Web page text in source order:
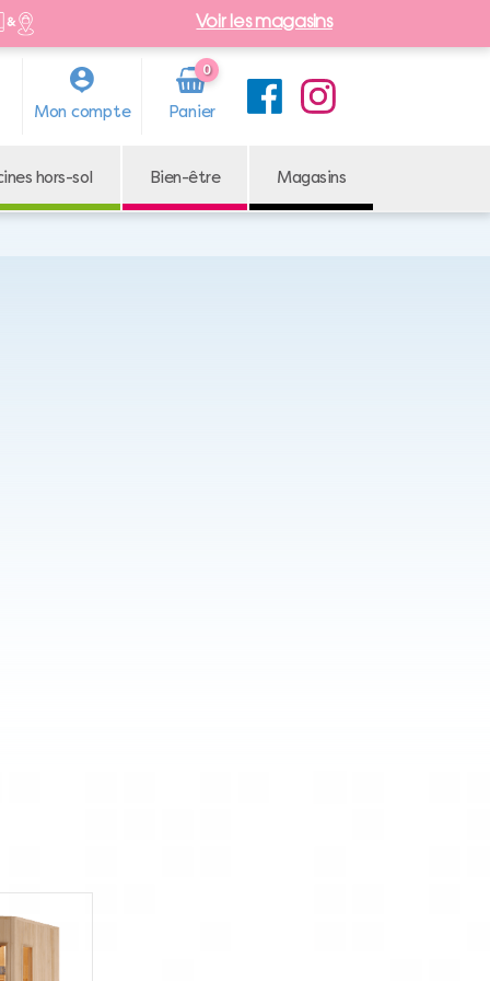
Voir les magasins
Mon compte
0
Arti
cle
hors-sol Bien-être Magasins